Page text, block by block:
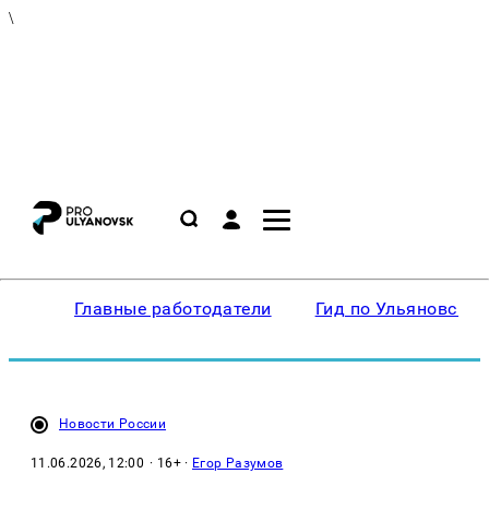
\
Главные работодатели Гид по Ульяновску
Новости России
11.06.2026, 12:00 · 16+ · Егор Разумов